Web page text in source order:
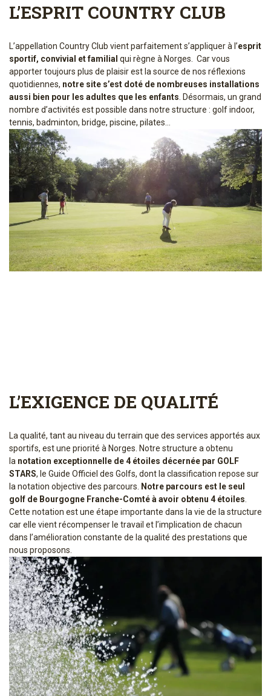
L’ESPRIT COUNTRY CLUB
L’appellation Country Club vient parfaitement s’appliquer à l’esprit
sportif, convivial et familial qui règne à Norges. Car vous
apporter toujours plus de plaisir est la source de nos réflexions
quotidiennes, notre site s’est doté de nombreuses installations
aussi bien pour les adultes que les enfants. Désormais, un grand
nombre d’activités est possible dans notre structure : golf indoor,
tennis, badminton, bridge, piscine, pilates…
L’EXIGENCE DE QUALITÉ
La qualité, tant au niveau du terrain que des services apportés aux
sportifs, est une priorité à Norges. Notre structure a obtenu
la notation exceptionnelle de 4 étoiles décernée par GOLF
STARS, le Guide Officiel des Golfs, dont la classification repose sur
la notation objective des parcours. Notre parcours est le seul
golf de Bourgogne Franche-Comté à avoir obtenu 4 étoiles.
Cette notation est une étape importante dans la vie de la structure
car elle vient récompenser le travail et l’implication de chacun
dans l’amélioration constante de la qualité des prestations que
nous proposons.